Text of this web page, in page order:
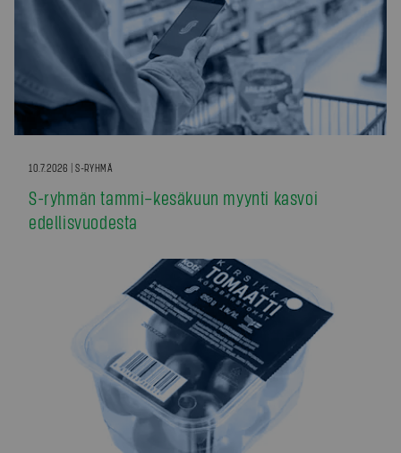
10.7.2026 | S-RYHMÄ
S-ryhmän tammi–kesäkuun myynti kasvoi
edellisvuodesta